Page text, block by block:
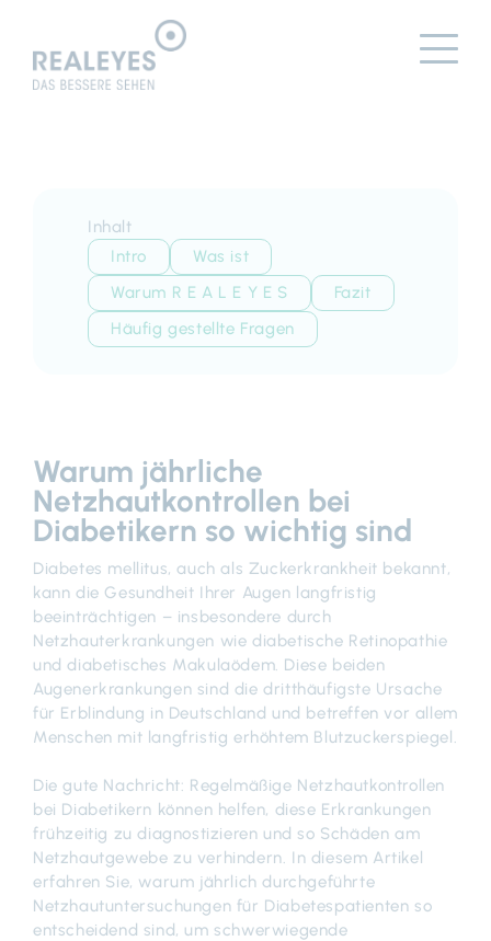
Inhalt
Intro
Was ist
Warum R E A L E Y E S
Fazit
Häufig gestellte Fragen
Warum jährliche
Netzhautkontrollen bei
Diabetikern so wichtig sind
Diabetes mellitus, auch als Zuckerkrankheit bekannt,
kann die Gesundheit Ihrer Augen langfristig
beeinträchtigen – insbesondere durch
Netzhauterkrankungen wie diabetische Retinopathie
und diabetisches Makulaödem. Diese beiden
Augenerkrankungen sind die dritthäufigste Ursache
für Erblindung in Deutschland und betreffen vor allem
Menschen mit langfristig erhöhtem Blutzuckerspiegel.
Die gute Nachricht: Regelmäßige Netzhautkontrollen
bei Diabetikern können helfen, diese Erkrankungen
frühzeitig zu diagnostizieren und so Schäden am
Netzhautgewebe zu verhindern. In diesem Artikel
erfahren Sie, warum jährlich durchgeführte
Netzhautuntersuchungen für Diabetespatienten so
entscheidend sind, um schwerwiegende